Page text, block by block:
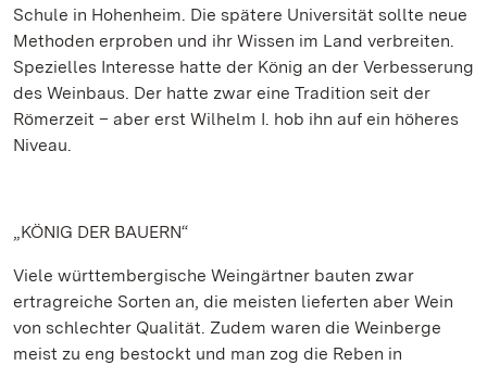
Schule in Hohenheim. Die spätere Universität sollte neue
Methoden erproben und ihr Wissen im Land verbreiten.
Spezielles Interesse hatte der König an der Verbesserung
des Weinbaus. Der hatte zwar eine Tradition seit der
Römerzeit – aber erst Wilhelm I. hob ihn auf ein höheres
Niveau.
„KÖNIG DER BAUERN“
Viele württembergische Weingärtner bauten zwar
ertragreiche Sorten an, die meisten lieferten aber Wein
von schlechter Qualität. Zudem waren die Weinberge
meist zu eng bestockt und man zog die Reben in